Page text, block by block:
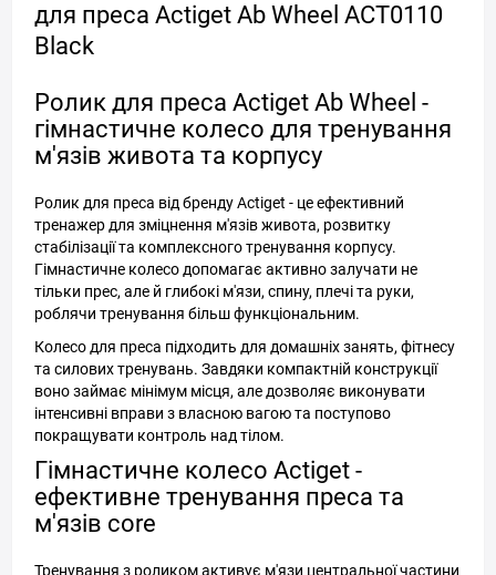
для преса Actiget Ab Wheel ACT0110
Black
Ролик для преса Actiget Ab Wheel -
гімнастичне колесо для тренування
м'язів живота та корпусу
Ролик для преса від бренду Actiget - це ефективний
тренажер для зміцнення м'язів живота, розвитку
стабілізації та комплексного тренування корпусу.
Гімнастичне колесо допомагає активно залучати не
тільки прес, але й глибокі м'язи, спину, плечі та руки,
роблячи тренування більш функціональним.
Колесо для преса підходить для домашніх занять, фітнесу
та силових тренувань. Завдяки компактній конструкції
воно займає мінімум місця, але дозволяє виконувати
інтенсивні вправи з власною вагою та поступово
покращувати контроль над тілом.
Гімнастичне колесо Actiget -
ефективне тренування преса та
м'язів core
Тренування з роликом активує м'язи центральної частини